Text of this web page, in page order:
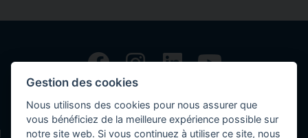
Contact
Déclaration de confidentialités
Gestion des cookies
Nous utilisons des cookies pour nous assurer que
vous bénéficiez de la meilleure expérience possible sur
notre site web. Si vous continuez à utiliser ce site, nous